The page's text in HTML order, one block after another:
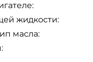
жидкости:
масла: